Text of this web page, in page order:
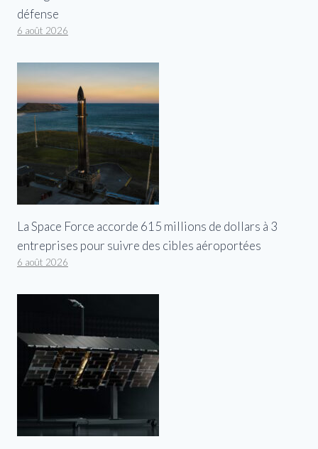
défense
6 août 2026
La Space Force accorde 615 millions de dollars à 3
entreprises pour suivre des cibles aéroportées
6 août 2026